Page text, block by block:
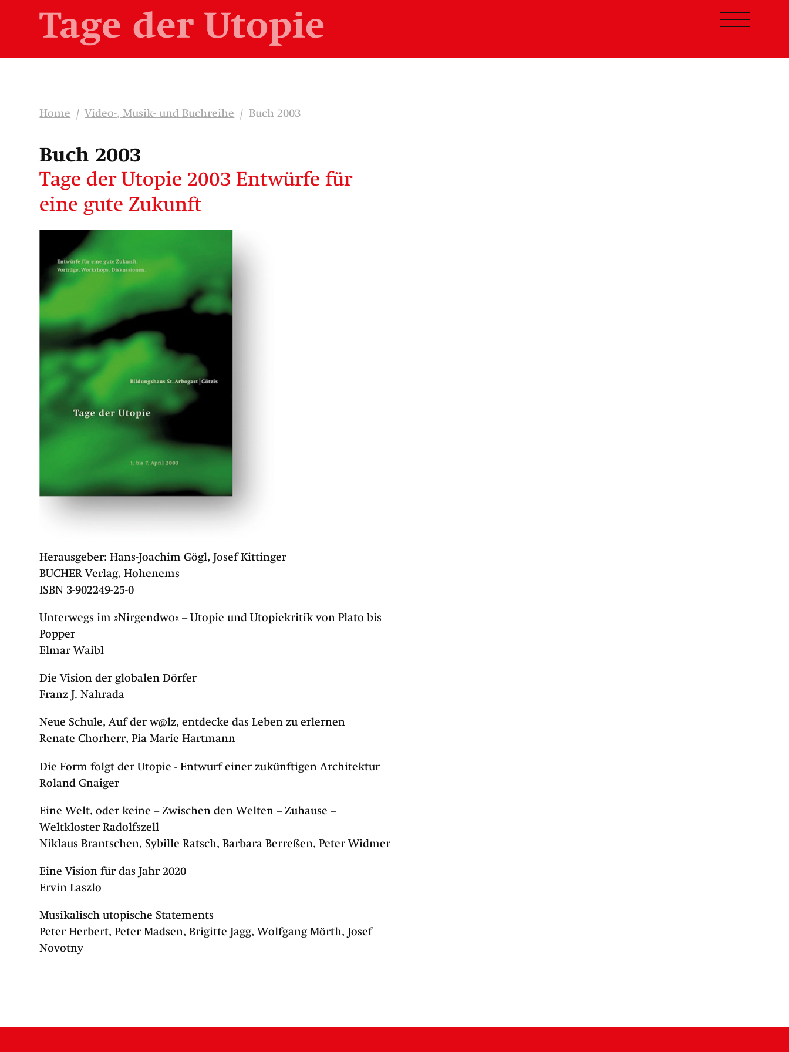
Home / Video-, Musik- und Buchreihe / Buch 2003
Buch 2003
Tage der Utopie 2003 Entwürfe für
eine gute Zukunft
Herausgeber: Hans-Joachim Gögl, Josef Kittinger
BUCHER Verlag, Hohenems
ISBN 3-902249-25-0
Unterwegs im »Nirgendwo« – Utopie und Utopiekritik von Plato bis
Popper
Elmar Waibl
Die Vision der globalen Dörfer
Franz J. Nahrada
Neue Schule, Auf der w@lz, entdecke das Leben zu erlernen
Renate Chorherr, Pia Marie Hartmann
Die Form folgt der Utopie - Entwurf einer zukünftigen Architektur
Roland Gnaiger
Eine Welt, oder keine – Zwischen den Welten – Zuhause –
Weltkloster Radolfszell
Niklaus Brantschen, Sybille Ratsch, Barbara Berreßen, Peter Widmer
Eine Vision für das Jahr 2020
Ervin Laszlo
Musikalisch utopische Statements
Peter Herbert, Peter Madsen, Brigitte Jagg, Wolfgang Mörth, Josef
Novotny